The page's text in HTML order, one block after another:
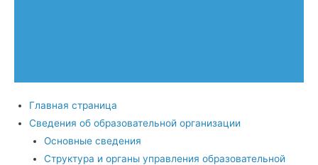
Главная страница
Сведения об образовательной организации
Основные сведения
Структура и органы управления образовательной